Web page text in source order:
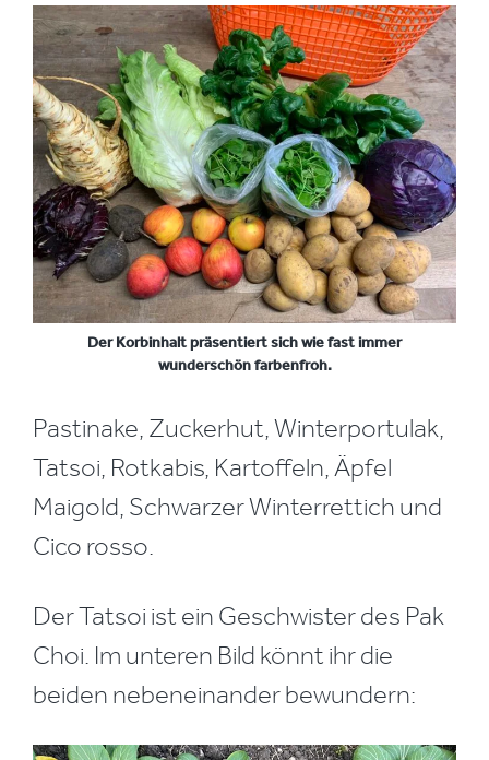
Der Korbinhalt präsentiert sich wie fast immer
wunderschön farbenfroh.
Pastinake, Zuckerhut, Winterportulak,
Tatsoi, Rotkabis, Kartoffeln, Äpfel
Maigold, Schwarzer Winterrettich und
Cico rosso.
Der Tatsoi ist ein Geschwister des Pak
Choi. Im unteren Bild könnt ihr die
beiden nebeneinander bewundern: